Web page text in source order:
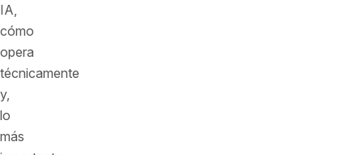
IA,
cómo
opera
técnicamente
y,
lo
más